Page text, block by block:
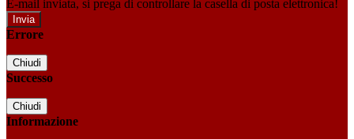
E-mail inviata, si prega di controllare la casella di posta elettronica!
Errore
Chiudi
Successo
Chiudi
Informazione